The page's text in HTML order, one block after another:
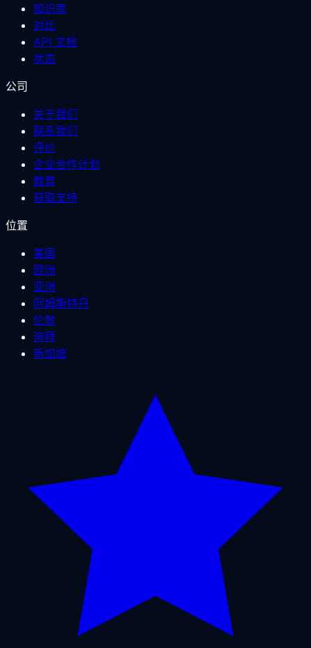
知识库
对比
API 文档
状态
公司
关于我们
联系我们
评价
企业合作计划
教育
获取支持
位置
美国
欧洲
亚洲
阿姆斯特丹
伦敦
迪拜
新加坡